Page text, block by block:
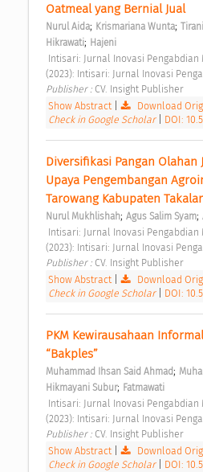
Oatmeal yang Bernial Jual
Nurul Aida; Krismariana Wunta;
Hikrawati; Hajeni
(2023): Intisari: Jurnal Inovasi
Publisher : CV. Insight Publisher
Show Abstract| Download
Check in Google Scholar
DOI:
Diversifikasi Pangan Olahan
Upaya Pengembangan
Tarowang Kabupaten Takalar
Nurul Mukhlishah; Agus Salim Syam;
(2023): Intisari: Jurnal Inovasi
Publisher : CV. Insight Publisher
Show Abstract| Download
Check in Google Scholar
DOI:
PKM Kewirausahaan
“Bakples”
Muhammad Ihsan Said Ahmad;
Hikmayani Subur; Fatmawati
(2023): Intisari: Jurnal Inovasi
Publisher : CV. Insight Publisher
Show Abstract| Download
Check in Google Scholar
DOI: